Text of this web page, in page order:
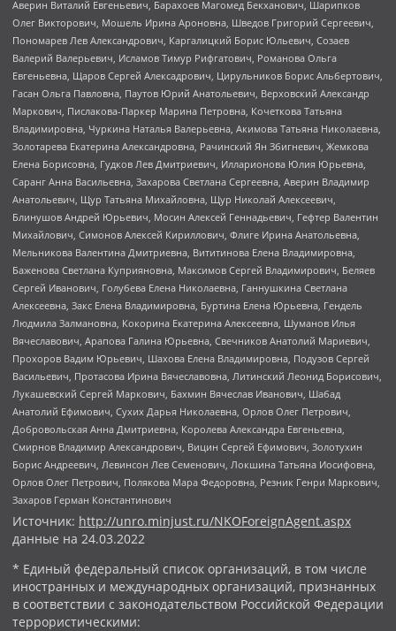
Аверин Виталий Евгеньевич, Барахоев Магомед Бекханович, Шарипков
Олег Викторович, Мошель Ирина Ароновна, Шведов Григорий Сергеевич,
Пономарев Лев Александрович, Каргалицкий Борис Юльевич, Созаев
Валерий Валерьевич, Исламов Тимур Рифгатович, Романова Ольга
Евгеньевна, Щаров Сергей Алексадрович, Цирульников Борис Альбертович,
Гасан Ольга Павловна, Паутов Юрий Анатольевич, Верховский Александр
Маркович, Пислакова-Паркер Марина Петровна, Кочеткова Татьяна
Владимировна, Чуркина Наталья Валерьевна, Акимова Татьяна Николаевна,
Золотарева Екатерина Александровна, Рачинский Ян Збигневич, Жемкова
Елена Борисовна, Гудков Лев Дмитриевич, Илларионова Юлия Юрьевна,
Саранг Анна Васильевна, Захарова Светлана Сергеевна, Аверин Владимир
Анатольевич, Щур Татьяна Михайловна, Щур Николай Алексеевич,
Блинушов Андрей Юрьевич, Мосин Алексей Геннадьевич, Гефтер Валентин
Михайлович, Симонов Алексей Кириллович, Флиге Ирина Анатольевна,
Мельникова Валентина Дмитриевна, Вититинова Елена Владимировна,
Баженова Светлана Куприяновна, Максимов Сергей Владимирович, Беляев
Сергей Иванович, Голубева Елена Николаевна, Ганнушкина Светлана
Алексеевна, Закс Елена Владимировна, Буртина Елена Юрьевна, Гендель
Людмила Залмановна, Кокорина Екатерина Алексеевна, Шуманов Илья
Вячеславович, Арапова Галина Юрьевна, Свечников Анатолий Мариевич,
Прохоров Вадим Юрьевич, Шахова Елена Владимировна, Подузов Сергей
Васильевич, Протасова Ирина Вячеславовна, Литинский Леонид Борисович,
Лукашевский Сергей Маркович, Бахмин Вячеслав Иванович, Шабад
Анатолий Ефимович, Сухих Дарья Николаевна, Орлов Олег Петрович,
Добровольская Анна Дмитриевна, Королева Александра Евгеньевна,
Смирнов Владимир Александрович, Вицин Сергей Ефимович, Золотухин
Борис Андреевич, Левинсон Лев Семенович, Локшина Татьяна Иосифовна,
Орлов Олег Петрович, Полякова Мара Федоровна, Резник Генри Маркович,
Захаров Герман Константинович
Источник: http://unro.minjust.ru/NKOForeignAgent.aspx
данные на 24.03.2022
* Единый федеральный список организаций, в том числе
иностранных и международных организаций, признанных
в соответствии с законодательством Российской Федерации
террористическими: